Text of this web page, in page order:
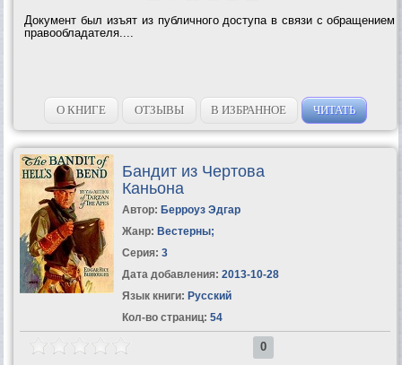
Документ был изъят из публичного доступа в связи с обращением
правообладателя....
О КНИГЕ ОТЗЫВЫ В ИЗБРАННОЕ ЧИТАТЬ
Бандит из Чертова
Каньона
Автор: Берроуз Эдгар
Жанр: Вестерны;
Серия: 3
Дата добавления: 2013-10-28
Язык книги: Русский
Кол-во страниц: 54
0